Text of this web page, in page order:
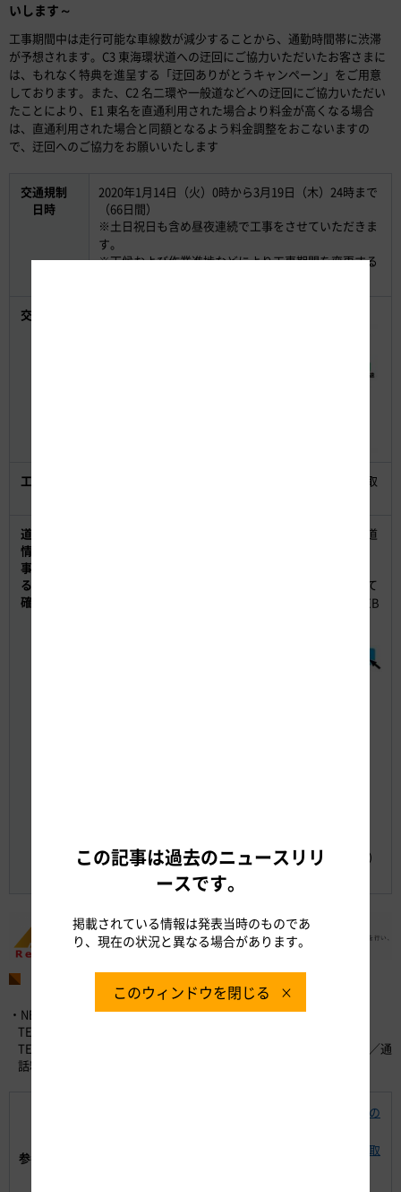
いします～
工事期間中は走行可能な車線数が減少することから、通勤時間帯に渋滞
が予想されます。C3 東海環状道への迂回にご協力いただいたお客さまに
は、もれなく特典を進呈する「迂回ありがとうキャンペーン」をご用意
しております。また、C2 名二環や一般道などへの迂回にご協力いただい
たことにより、E1 東名を直通利用された場合より料金が高くなる場合
は、直通利用された場合と同額となるよう料金調整をおこないますの
で、迂回へのご協力をお願いいたします
交通規制
日時
2020年1月14日（火）0時から3月19日（木）24時まで
（66日間）
※土日祝日も含め昼夜連続で工事をさせていただきま
す。
※天候および作業進捗などにより工事期間を変更する
交通規制
工事内容
老朽化した橋梁のコンクリート床版を新しい床版に取
道路交通
情報や工
事に関す
る情報の
確認方法
【渋滞予測、迂回ルート、工事の概要や進捗、高速道
※検索サイトで検索例に記載のキーワードを入力して
検索していただくことで、リニューアル工事専用WEB
TEL：050-3369-6666（携帯短縮ダイヤル「#8011」）
WEBサイト 道路交通情報Now！
お問い合わせ先
・NEXCO中日本お客さまセンター （24時間365日対応）
TEL：0120-922-229 （フリーダイヤル）
TEL：052-223-0333 （フリーダイヤルがご利用になれないお客さま／通
話料有料）
参考資料:
規制概要、渋滞予測および迂回ルート・料金調整などの
工事によるお客さまへのご迷惑を最小限とするための取
この記事は過去のニュースリリ
ースです。
掲載されている情報は発表当時のものであ
り、現在の状況と異なる場合があります。
このウィンドウを閉じる